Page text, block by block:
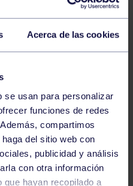
Acerca de las cookies
se usan para personalizar
funciones de redes
compartimos
del sitio web con
publicidad y análisis
con otra información
que hayan recopilado a
RGCC